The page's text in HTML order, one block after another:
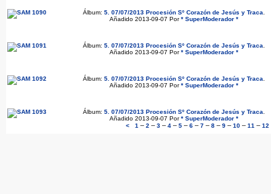
Álbum: 5. 07/07/2013 Procesión Sº Corazón de Jesús y Traca
Añadido 2013-09-07 Por* SuperModerador *
Álbum: 5. 07/07/2013 Procesión Sº Corazón de Jesús y Traca
Añadido 2013-09-07 Por* SuperModerador *
Álbum: 5. 07/07/2013 Procesión Sº Corazón de Jesús y Traca
Añadido 2013-09-07 Por* SuperModerador *
Álbum: 5. 07/07/2013 Procesión Sº Corazón de Jesús y Traca
Añadido 2013-09-07 Por* SuperModerador *
<
1 – 2 – 3 – 4 – 5 – 6 – 7 – 8 – 9 – 10 – 11 – 12